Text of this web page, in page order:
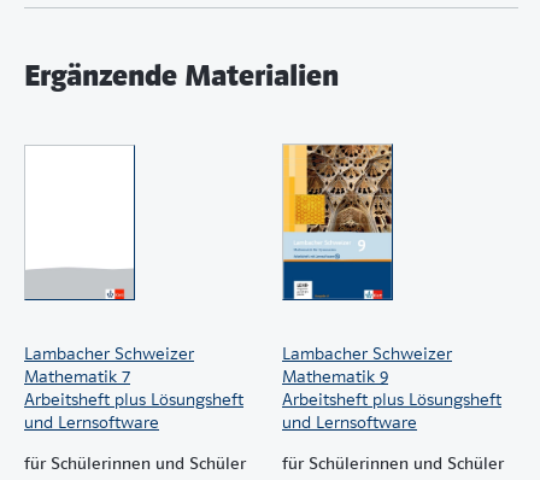
Ergänzende Materialien
Lambacher Schweizer
Mathematik 7
Arbeitsheft plus Lösungsheft
und Lernsoftware
für Schülerinnen und Schüler
Lambacher Schweizer
Mathematik 9
Arbeitsheft plus Lösungsheft
und Lernsoftware
für Schülerinnen und Schüler